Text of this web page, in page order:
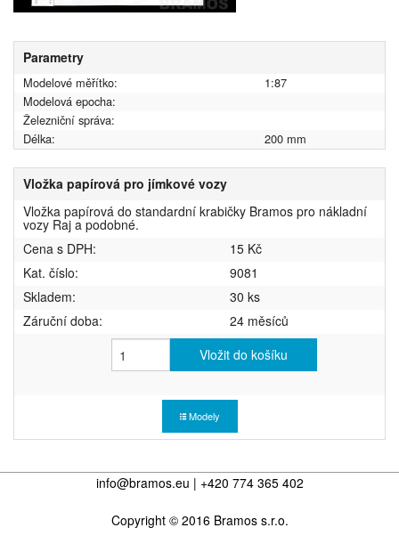
Parametry
Modelové měřítko:
1:87
Modelová epocha:
Železniční správa:
Délka:
200 mm
Vložka papírová pro jímkové vozy
Vložka papírová do standardní krabičky Bramos pro nákladní
vozy Raj a podobné.
Cena s DPH:
15 Kč
Kat. číslo:
9081
Skladem:
30 ks
Záruční doba:
24 měsíců
Vložit do košíku
Modely
info@bramos.eu | +420 774 365 402
Copyright © 2016 Bramos s.r.o.